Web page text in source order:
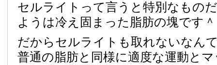
セルライトって言うと特別なもの
ようは冷え固まった脂肪の塊です
だからセルライトも取れないなん
普通の脂肪と同様に適度な運動と